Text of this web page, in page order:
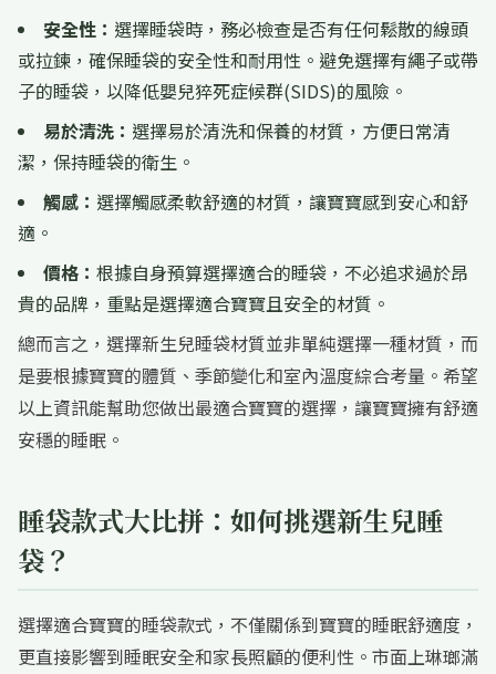
安全性： 選擇睡袋時，務必檢查是否有任何鬆散的線頭
或拉鍊，確保睡袋的安全性和耐用性。避免選擇有繩子或帶
子的睡袋，以降低嬰兒猝死症候群(SIDS)的風險。
易於清洗： 選擇易於清洗和保養的材質，方便日常清
潔，保持睡袋的衛生。
觸感： 選擇觸感柔軟舒適的材質，讓寶寶感到安心和舒
適。
價格： 根據自身預算選擇適合的睡袋，不必追求過於昂
貴的品牌，重點是選擇適合寶寶且安全的材質。
總而言之，選擇新生兒睡袋材質並非單純選擇一種材質，而
是要根據寶寶的體質、季節變化和室內溫度綜合考量。希望
以上資訊能幫助您做出最適合寶寶的選擇，讓寶寶擁有舒適
安穩的睡眠。
睡袋款式大比拼：如何挑選新生兒睡
袋？
選擇適合寶寶的睡袋款式，不僅關係到寶寶的睡眠舒適度，
更直接影響到睡眠安全和家長照顧的便利性。市面上琳瑯滿